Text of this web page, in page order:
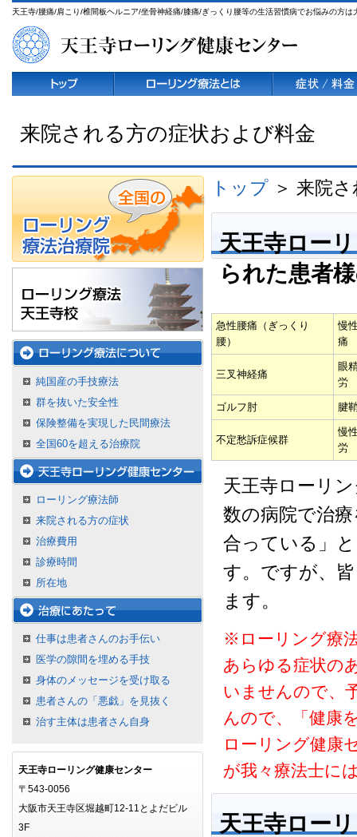
天王寺/腰痛/肩こり/椎間板ヘルニア/坐骨神経痛/膝痛/ぎっくり腰等の生活習慣病でお悩みの方
来院される方の症状および料金
トップ ＞ 来院
天王寺ロー
られた患者
急性腰痛（ぎっくり
腰）
慢
痛
三叉神経痛
眼
労
ゴルフ肘 腱
不定愁訴症候群
慢
労
天王寺ローリ
数の病院で治
合っている」
す。ですが、
ます。
※ローリング療
あらゆる症状の
いませんので、
んので、「健康
ローリング健康
が我々療法士に
天王寺ロー
純国産の手技療法
群を抜いた安全性
保険整備を実現した民間療法
全国60を超える治療院
ローリング療法師
来院される方の症状
治療費用
診療時間
所在地
仕事は患者さんのお手伝い
医学の隙間を埋める手技
身体のメッセージを受け取る
患者さんの「悪戯」を見抜く
治す主体は患者さん自身
天王寺ローリング健康センター
〒543-0056
大阪市天王寺区堀越町12-11とよだビル
3F